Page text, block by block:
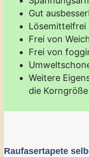
Gut
Lösemittelfrei
Frei von
Frei von
Weitere
die
Raufasertapete